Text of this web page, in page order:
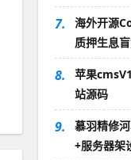
7.
海外开源
质押生息
8.
苹果
站源码
9.
慕羽精修
+服务器架